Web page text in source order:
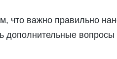
что важно правильно
дополнительные